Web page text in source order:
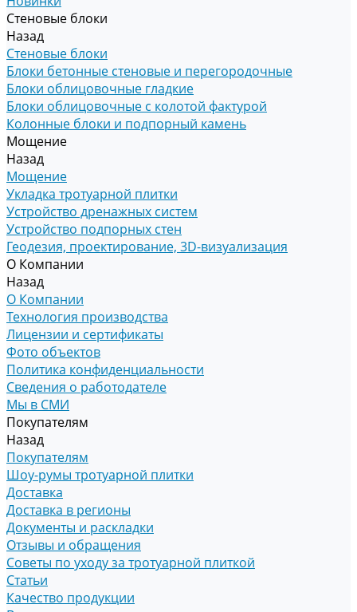
Стеновые блоки
Назад
Стеновые блоки
Блоки бетонные стеновые и перегородочные
Блоки облицовочные гладкие
Блоки облицовочные с колотой фактурой
Колонные блоки и подпорный камень
Мощение
Назад
Мощение
Укладка тротуарной плитки
Устройство дренажных систем
Устройство подпорных стен
Геодезия, проектирование, 3D-визуализация
О Компании
Назад
О Компании
Технология производства
Лицензии и сертификаты
Фото объектов
Политика конфиденциальности
Сведения о работодателе
Мы в СМИ
Покупателям
Назад
Покупателям
Шоу-румы тротуарной плитки
Доставка
Доставка в регионы
Документы и раскладки
Отзывы и обращения
Советы по уходу за тротуарной плиткой
Статьи
Качество продукции